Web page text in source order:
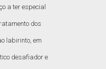
a ter especial
dos
labirinto, em
desafiador e